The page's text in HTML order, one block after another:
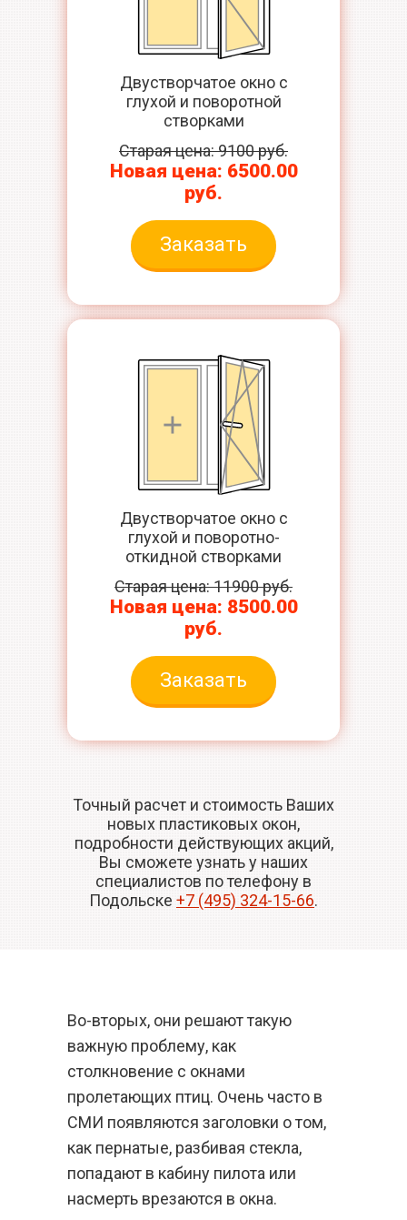
Двустворчатое окно с
глухой и поворотной
створками
Старая цена: 9100 руб.
Новая цена: 6500.00
руб.
Заказать
Двустворчатое окно с
глухой и поворотно-
откидной створками
Старая цена: 11900 руб.
Новая цена: 8500.00
руб.
Заказать
Точный расчет и стоимость Ваших
новых пластиковых окон,
подробности действующих акций,
Вы сможете узнать у наших
специалистов по телефону в
Подольске +7 (495) 324-15-66.
Во-вторых, они решают такую
важную проблему, как
столкновение с окнами
пролетающих птиц. Очень часто в
СМИ появляются заголовки о том,
как пернатые, разбивая стекла,
попадают в кабину пилота или
насмерть врезаются в окна.